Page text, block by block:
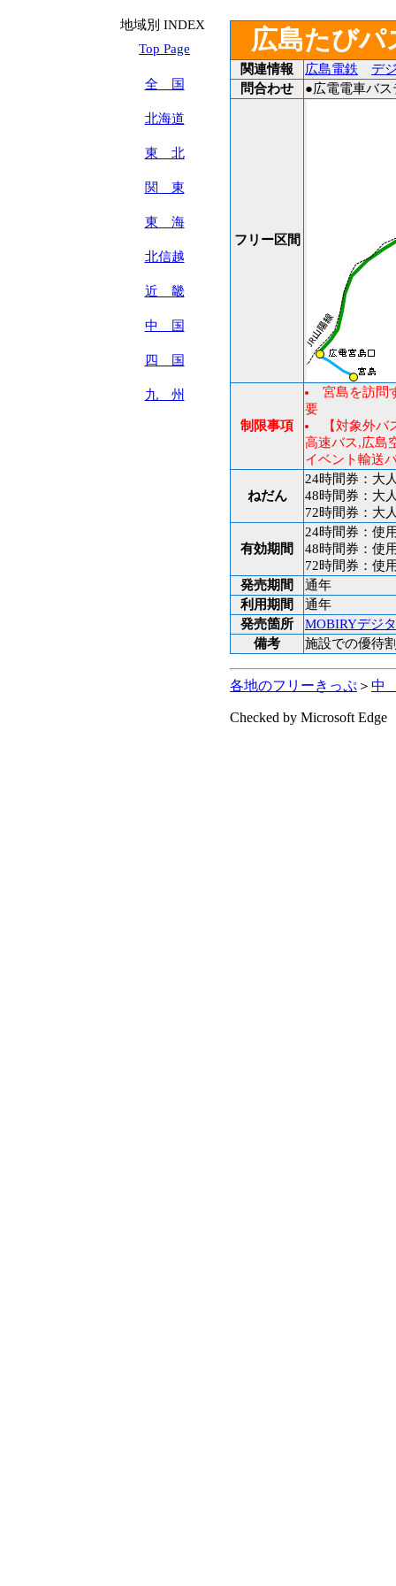
地域別 INDEX
Top Page
全 国
北海道
東 北
関 東
東 海
北信越
近 畿
中 国
四 国
九 州
広島たび
関連情報 広島電鉄
デ
問合わせ
●広電電車バ
フリー区間
制限事項
宮島を訪問
要
【対象外バ
高速バス,広島
イベント輸送
ねだん
24時間券：大
48時間券：大
72時間券：
有効期間
24時間券：使
48時間券：使
72時間券：使
発売期間
通年
利用期間
通年
発売箇所
MOBIRYデジ
備考
施設での優待
各地のフリーきっぷ ＞ 中
Checked by Microsoft Edge